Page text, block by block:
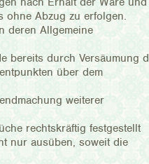
ohne Abzug zu erfolgen.
deren Allgemeine
bereits durch Versäumung
über dem
weiterer
rechtskräftig festgestellt
nur ausüben, soweit die